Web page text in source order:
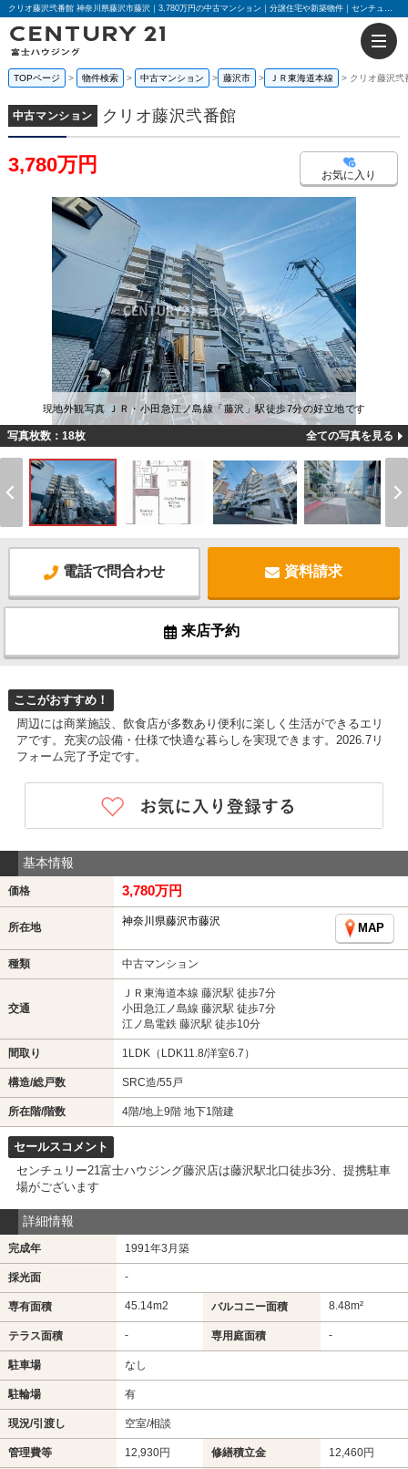
クリオ藤沢弐番館 神奈川県藤沢市藤沢｜3,780万円の中古マンション｜分譲住宅や新築物件｜センチュリー21富士ハウジング
TOPページ 物件検索 中古マンション 藤沢市 ＪＲ東海道本線 クリオ藤沢弐
中古マンション クリオ藤沢弐番館
3,780万円 お気に入り
現地外観写真 ＪＲ・小田急江ノ島線「藤沢」駅徒歩7分の好立地です
写真枚数：18枚 全ての写真を見る
電話で問合わせ 資料請求
来店予約
ここがおすすめ！
周辺には商業施設、飲食店が多数あり便利に楽しく生活ができるエリ
アです。充実の設備・仕様で快適な暮らしを実現できます。2026.7リ
フォーム完了予定です。
基本情報
価格 3,780万円
所在地 神奈川県藤沢市藤沢
MAP
種類 中古マンション
交通
ＪＲ東海道本線 藤沢駅 徒歩7分
小田急江ノ島線 藤沢駅 徒歩7分
江ノ島電鉄 藤沢駅 徒歩10分
間取り 1LDK（LDK11.8/洋室6.7）
構造/総戸数 SRC造/55戸
所在階/階数 4階/地上9階 地下1階建
セールスコメント
センチュリー21富士ハウジング藤沢店は藤沢駅北口徒歩3分、提携駐車
場がございます
詳細情報
完成年 1991年3月築
採光面 -
専有面積 45.14m2 バルコニー面積 8.48m²
テラス面積 - 専用庭面積 -
駐車場 なし
駐輪場 有
現況/引渡し 空室/相談
管理費等 12,930円 修繕積立金 12,460円